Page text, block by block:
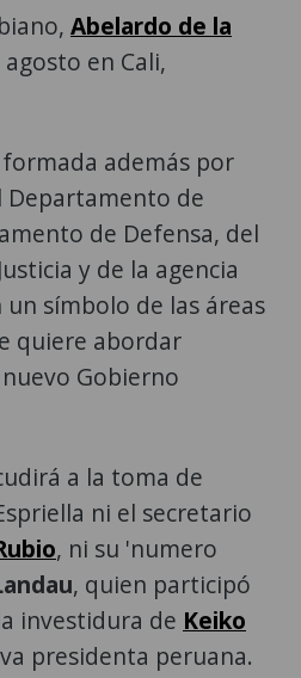
Abelardo de la
en Cali,
además por
Departamento de
de Defensa, del
y de la agencia
un símbolo de las áreas
quiere abordar
Gobierno
a la toma de
ni el secretario
, ni su 'numero
, quien participó
investidura de Keiko
presidenta peruana.